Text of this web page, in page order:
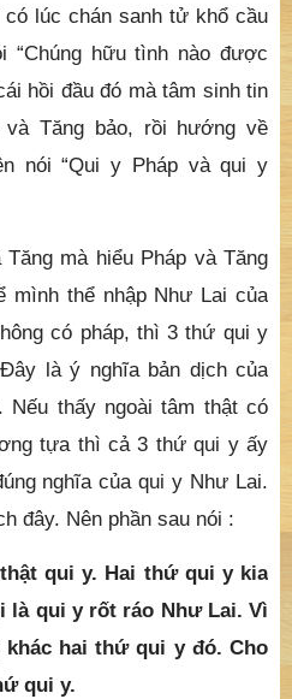
lúc chán sanh tử khổ cầu
“Chúng hữu tình nào được
hồi đầu đó mà tâm sinh tin
Tăng bảo, rồi hướng về
nói “Qui y Pháp và qui y
mà hiểu Pháp và Tăng
mình thể nhập Như Lai của
có pháp, thì 3 thứ qui y
là ý nghĩa bản dịch của
Nếu thấy ngoài tâm thật có
tựa thì cả 3 thứ qui y ấy
nghĩa của qui y Như Lai.
đây. Nên phần sau nói :
qui y. Hai thứ qui y kia
là qui y rốt ráo Như Lai. Vì
hai thứ qui y đó. Cho
qui y.